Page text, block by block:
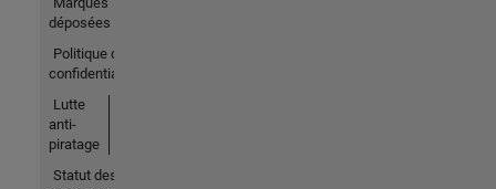
déposées
Politique de
confidentialité
Lutte
anti-
piratage
Statut des